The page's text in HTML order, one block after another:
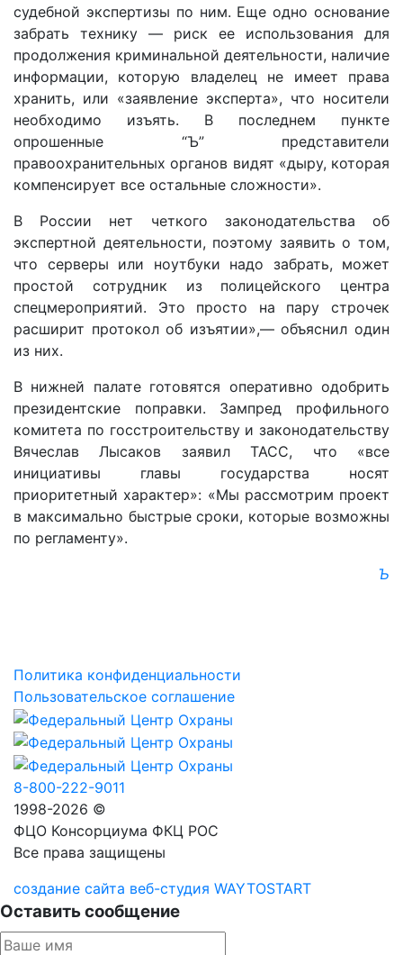
судебной экспертизы по ним. Еще одно основание
забрать технику — риск ее использования для
продолжения криминальной деятельности, наличие
информации, которую владелец не имеет права
хранить, или «заявление эксперта», что носители
необходимо изъять. В последнем пункте
опрошенные “Ъ” представители
правоохранительных органов видят «дыру, которая
компенсирует все остальные сложности».
В России нет четкого законодательства об
экспертной деятельности, поэтому заявить о том,
что серверы или ноутбуки надо забрать, может
простой сотрудник из полицейского центра
спецмероприятий. Это просто на пару строчек
расширит протокол об изъятии»,— объяснил один
из них.
В нижней палате готовятся оперативно одобрить
президентские поправки. Зампред профильного
комитета по госстроительству и законодательству
Вячеслав Лысаков заявил ТАСС, что «все
инициативы главы государства носят
приоритетный характер»: «Мы рассмотрим проект
в максимально быстрые сроки, которые возможны
по регламенту».
Ъ
Политика конфиденциальности
Пользовательское соглашение
8-800-222-9011
1998-2026 ©
ФЦО Консорциума ФКЦ РОС
Все права защищены
создание сайта веб-студия WAYTOSTART
Оставить сообщение